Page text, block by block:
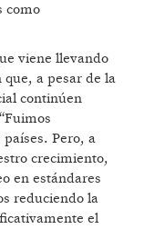
como
viene llevando
a pesar de la
continúen
Pero, a
crecimiento,
en estándares
reduciendo la
el